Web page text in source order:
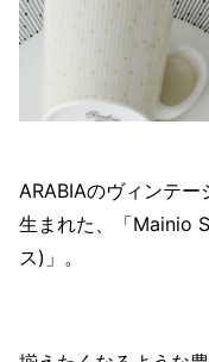
ARABIAのヴィンテ
生まれた、「Mainio
ス)」。